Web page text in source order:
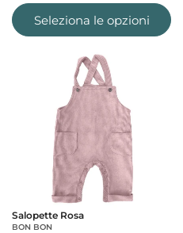
Seleziona le opzioni
Salopette Rosa
BON BON